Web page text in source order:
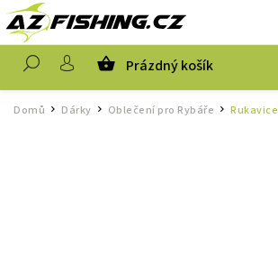
Prázdný košík
Domů / Dárky Oblečení pro Rybáře /